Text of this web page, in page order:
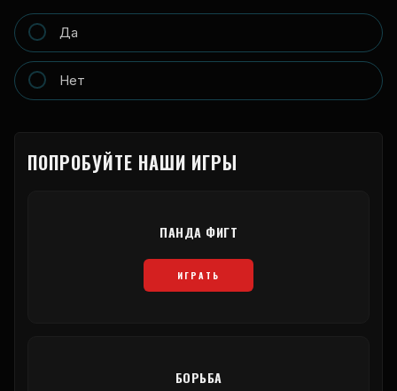
Да
Нет
ПОПРОБУЙТЕ НАШИ ИГРЫ
ПАНДА ФИГТ
ИГРАТЬ
БОРЬБА